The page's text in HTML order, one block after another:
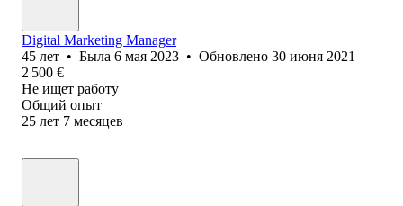
Digital Marketing Manager
45 лет • Была 6 мая 2023 • Обновлено 30 июня 2021
2 500 €
Не ищет работу
Общий опыт
25 лет 7 месяцев